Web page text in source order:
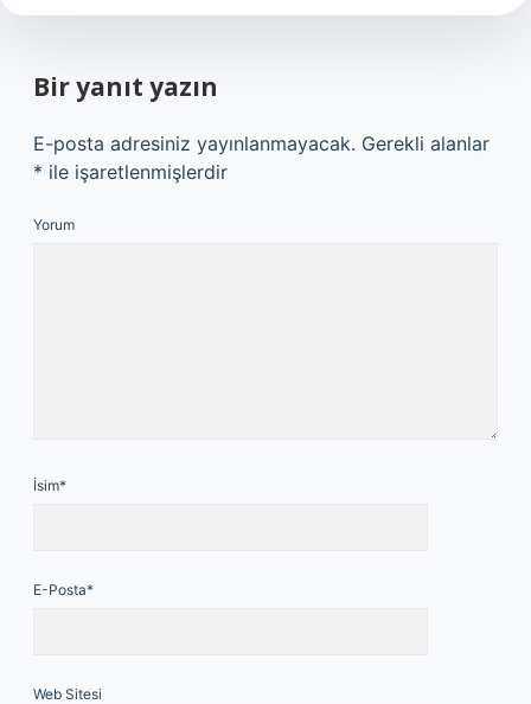
Bir yanıt yazın
E-posta adresiniz yayınlanmayacak. Gerekli alanlar
* ile işaretlenmişlerdir
Yorum
İsim*
E-Posta*
Web Sitesi